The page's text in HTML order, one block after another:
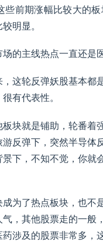
些前期涨幅比较大的
明显。
的主线热点一直还是
这轮反弹妖股基本
有代表性。
块就是铺助，轮番
反弹下，突然半导
下，不知不觉，你
为了热点板块，也
，其他股票走的一
涉及的股票非常多，